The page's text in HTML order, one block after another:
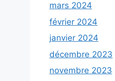
mars 2024
février 2024
janvier 2024
décembre 2023
novembre 2023